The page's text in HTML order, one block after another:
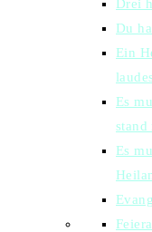
Drei
Du
Ein
laudes
Es
stand
Es